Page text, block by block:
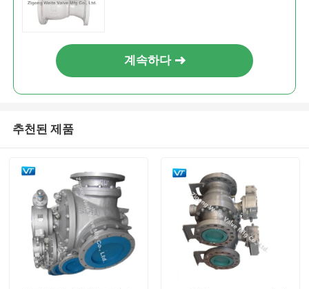
계속하다
추천된 제품